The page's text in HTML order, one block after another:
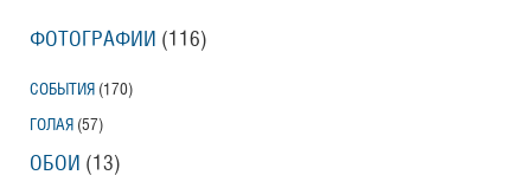
ФОТОГРАФИИ (116)
СОБЫТИЯ (170)
ГОЛАЯ (57)
ОБОИ (13)